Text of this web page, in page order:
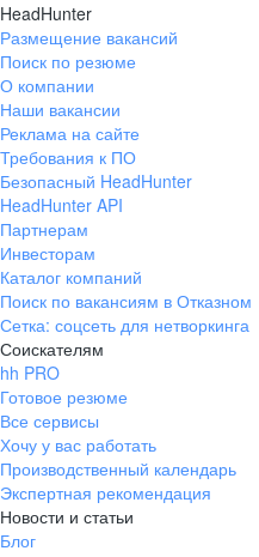
HeadHunter
Размещение вакансий
Поиск по резюме
О компании
Наши вакансии
Реклама на сайте
Требования к ПО
Безопасный HeadHunter
HeadHunter API
Партнерам
Инвесторам
Каталог компаний
Поиск по вакансиям в Отказном
Сетка: соцсеть для нетворкинга
Соискателям
hh PRO
Готовое резюме
Все сервисы
Хочу у вас работать
Производственный календарь
Экспертная рекомендация
Новости и статьи
Блог